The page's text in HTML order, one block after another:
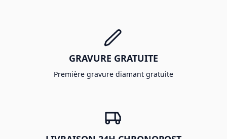
GRAVURE GRATUITE
Première gravure diamant gratuite